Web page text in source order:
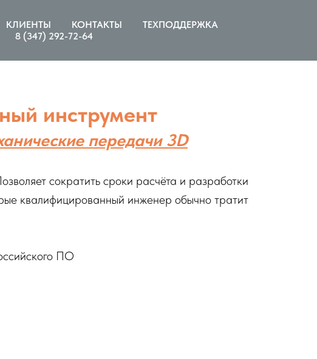
КЛИЕНТЫ КОНТАКТЫ
ТЕХПОДДЕРЖКА
8 (347) 292-72-64
инструмент
передачи 3D
сократить сроки расчёта и разработки
квалифицированный инженер обычно тратит
ПО